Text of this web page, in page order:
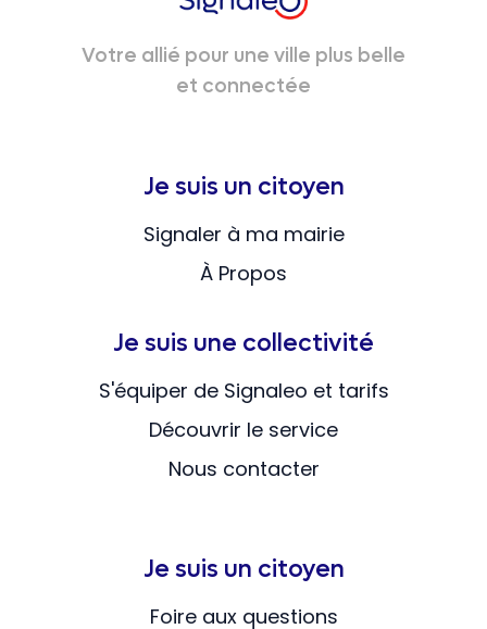
Votre allié pour une ville plus belle
et connectée
Je suis un citoyen
Signaler à ma mairie
À Propos
Je suis une collectivité
S'équiper de Signaleo et tarifs
Découvrir le service
Nous contacter
Je suis un citoyen
Foire aux questions